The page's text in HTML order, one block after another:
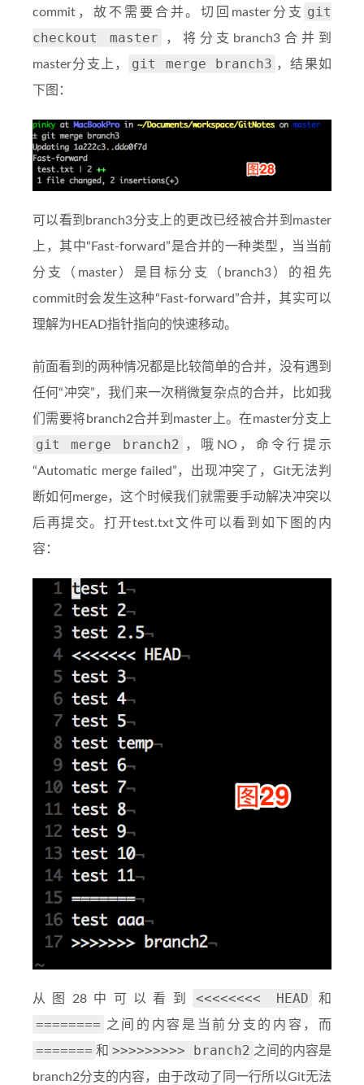
commit，故不需要合并。切回master分支 git
checkout master
，将分支branch3合并到
master分支上，
git merge branch3 ，结果如
下图：
可以看到branch3分支上的更改已经被合并到master
上，其中“Fast-forward”是合并的一种类型，当当前
分支（master）是目标分支（branch3）的祖先
commit时会发生这种“Fast-forward”合并，其实可以
理解为HEAD指针指向的快速移动。
前面看到的两种情况都是比较简单的合并，没有遇到
任何“冲突”，我们来一次稍微复杂点的合并，比如我
们需要将branch2合并到master上。在master分支上
git merge branch2
，哦NO，命令行提示
“Automatic merge failed”，出现冲突了，Git无法判
断如何merge，这个时候我们就需要手动解决冲突以
后再提交。打开test.txt文件可以看到如下图的内
容：
从图28中可以看到 <<<<<<<< HEAD 和
======== 之间的内容是当前分支的内容，而
======= 和 >>>>>>>>> branch2 之间的内容是
branch2分支的内容，由于改动了同一行所以Git无法